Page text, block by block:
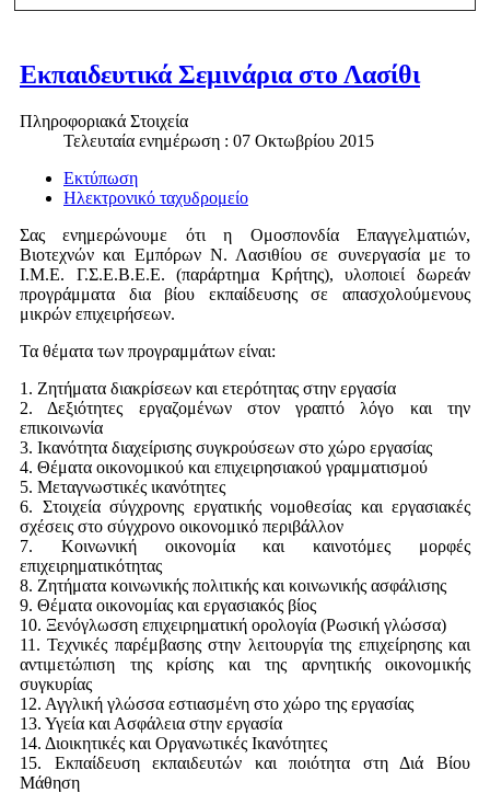
Εκπαιδευτικά Σεμινάρια στο Λασίθι
Πληροφοριακά Στοιχεία
Τελευταία ενημέρωση : 07 Οκτωβρίου 2015
Εκτύπωση
Ηλεκτρονικό ταχυδρομείο
Σας ενημερώνουμε ότι η Ομοσπονδία Επαγγελματιών,
Βιοτεχνών και Εμπόρων Ν. Λασιθίου σε συνεργασία με το
Ι.Μ.Ε. Γ.Σ.Ε.Β.Ε.Ε. (παράρτημα Κρήτης), υλοποιεί δωρεάν
προγράμματα δια βίου εκπαίδευσης σε απασχολούμενους
μικρών επιχειρήσεων.
Τα θέματα των προγραμμάτων είναι:
1. Ζητήματα διακρίσεων και ετερότητας στην εργασία
2. Δεξιότητες εργαζομένων στον γραπτό λόγο και την
επικοινωνία
3. Ικανότητα διαχείρισης συγκρούσεων στο χώρο εργασίας
4. Θέματα οικονομικού και επιχειρησιακού γραμματισμού
5. Μεταγνωστικές ικανότητες
6. Στοιχεία σύγχρονης εργατικής νομοθεσίας και εργασιακές
σχέσεις στο σύγχρονο οικονομικό περιβάλλον
7. Κοινωνική οικονομία και καινοτόμες μορφές
επιχειρηματικότητας
8. Ζητήματα κοινωνικής πολιτικής και κοινωνικής ασφάλισης
9. Θέματα οικονομίας και εργασιακός βίος
10. Ξενόγλωσση επιχειρηματική ορολογία (Ρωσική γλώσσα)
11. Τεχνικές παρέμβασης στην λειτουργία της επιχείρησης και
αντιμετώπιση της κρίσης και της αρνητικής οικονομικής
συγκυρίας
12. Αγγλική γλώσσα εστιασμένη στο χώρο της εργασίας
13. Υγεία και Ασφάλεια στην εργασία
14. Διοικητικές και Οργανωτικές Ικανότητες
15. Εκπαίδευση εκπαιδευτών και ποιότητα στη Διά Βίου
Μάθηση